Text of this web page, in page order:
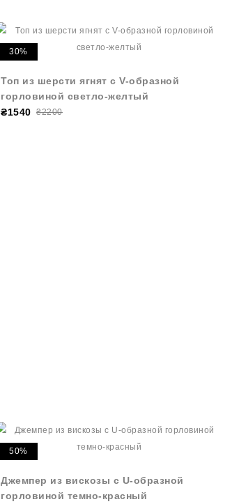
30%
Топ из шерсти ягнят с V-образной
горловиной светло-желтый
₴1540
₴2200
50%
Джемпер из вискозы с U-образной
горловиной темно-красный